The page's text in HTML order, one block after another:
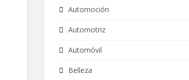
Automoción
Automotriz
Automóvil
Belleza